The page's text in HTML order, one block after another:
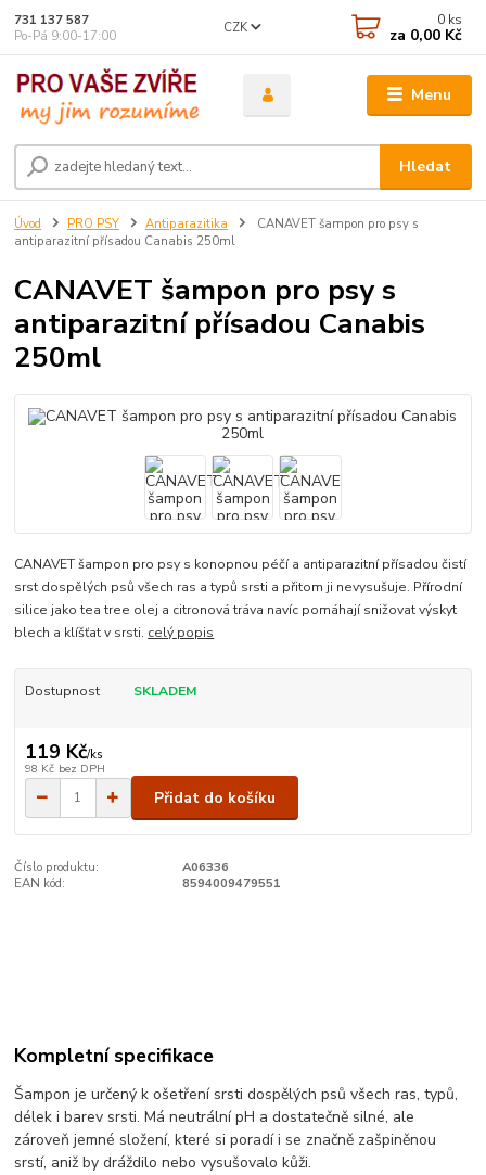
Menu
CZK
Hledat
731 137 587
Po-Pá 9:00-17:00
0 ks
za 0,00 Kč
Úvod PRO PSY Antiparazitika
CANAVET šampon pro psy s
antiparazitní přísadou Canabis 250ml
CANAVET šampon pro psy s
antiparazitní přísadou Canabis
250ml
CANAVET šampon pro psy s konopnou péčí a antiparazitní přísadou čistí
srst dospělých psů všech ras a typů srsti a přitom ji nevysušuje. Přírodní
silice jako tea tree olej a citronová tráva navíc pomáhají snižovat výskyt
blech a klíšťat v srsti. celý popis
Dostupnost SKLADEM
119 Kč/ks
98 Kč bez DPH
Přidat do košíku
Číslo produktu:
A06336
EAN kód:
8594009479551
Kompletní specifikace
Šampon je určený k ošetření srsti dospělých psů všech ras, typů,
délek i barev srsti. Má neutrální pH a dostatečně silné, ale
zároveň jemné složení, které si poradí i se značně zašpiněnou
srstí, aniž by dráždilo nebo vysušovalo kůži.